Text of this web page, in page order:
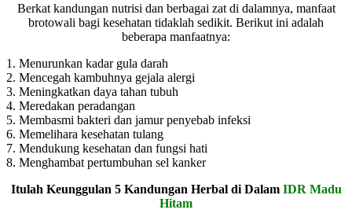
Berkat kandungan nutrisi dan berbagai zat di dalamnya, manfaat
brotowali bagi kesehatan tidaklah sedikit. Berikut ini adalah
beberapa manfaatnya:
1. Menurunkan kadar gula darah
2. Mencegah kambuhnya gejala alergi
3. Meningkatkan daya tahan tubuh
4. Meredakan peradangan
5. Membasmi bakteri dan jamur penyebab infeksi
6. Memelihara kesehatan tulang
7. Mendukung kesehatan dan fungsi hati
8. Menghambat pertumbuhan sel kanker
Itulah Keunggulan 5 Kandungan Herbal di Dalam IDR Madu
Hitam